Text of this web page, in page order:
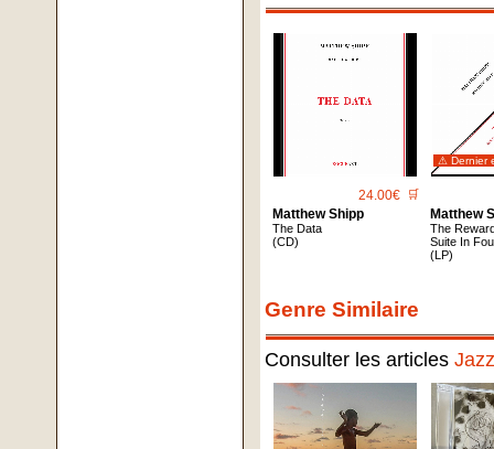
24.00€ 🛒
Matthew Shipp
The Data
(CD)
⚠ Dernier
Matthew
The
Suite In
(LP)
Genre Similaire
Consulter les articles